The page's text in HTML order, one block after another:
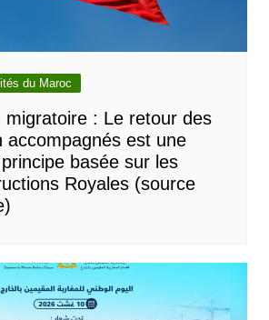
du Maroc
migratoire : Le retour des
accompagnés est une
basée sur les
Royales (source